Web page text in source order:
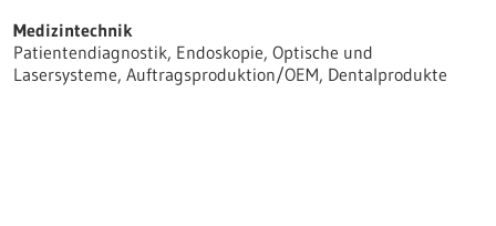
Medizintechnik
Patientendiagnostik, Endoskopie, Optische und
Lasersysteme, Auftragsproduktion/OEM, Dentalprodukte